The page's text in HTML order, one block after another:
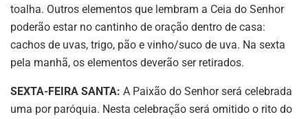
toalha. Outros elementos que lembram a Ceia do Senhor
poderão estar no cantinho de oração dentro de casa:
cachos de uvas, trigo, pão e vinho/suco de uva. Na sexta
pela manhã, os elementos deverão ser retirados.
SEXTA-FEIRA SANTA: A Paixão do Senhor será celebrada
uma por paróquia. Nesta celebração será omitido o rito do